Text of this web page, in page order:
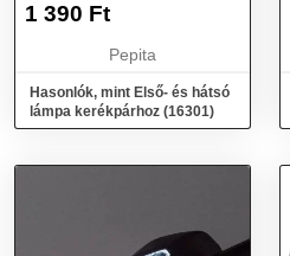
1 390 Ft
Pepita
Hasonlók, mint Első- és hátsó
lámpa kerékpárhoz (16301)